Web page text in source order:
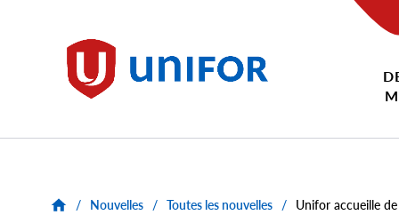
Unifor
/ Nouvelles / Toutes les nouvelles / Unifor accueille